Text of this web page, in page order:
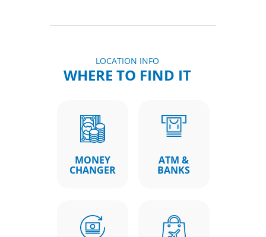
LOCATION INFO
WHERE TO FIND IT
MONEY
CHANGER
ATM &
BANKS